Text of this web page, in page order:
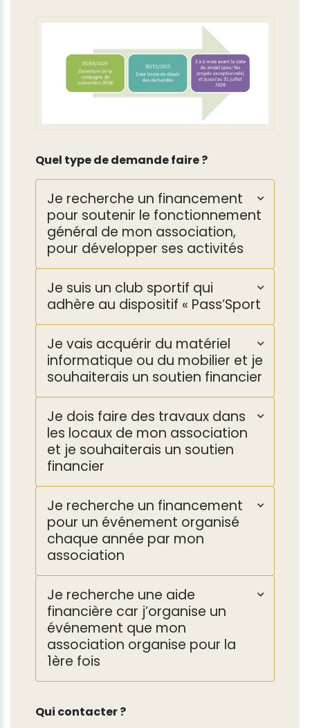
Quel type de demande faire ?
Je recherche un financement
pour soutenir le fonctionnement
général de mon association,
pour développer ses activités
Je suis un club sportif qui
adhère au dispositif « Pass’Sport
Je vais acquérir du matériel
informatique ou du mobilier et je
souhaiterais un soutien financier
Je dois faire des travaux dans
les locaux de mon association
et je souhaiterais un soutien
financier
Je recherche un financement
pour un événement organisé
chaque année par mon
association
Je recherche une aide
financière car j’organise un
événement que mon
association organise pour la
1ère fois
Qui contacter ?